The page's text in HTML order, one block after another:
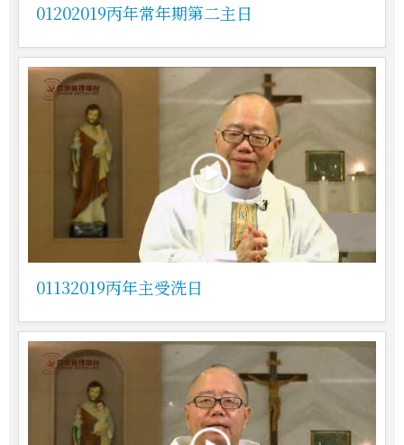
01202019丙年常年期第二主日
01132019丙年主受洗日